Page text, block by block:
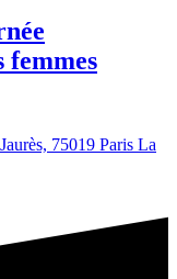
femmes
75019 Paris La